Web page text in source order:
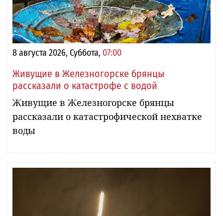
8 августа 2026, Суббота, 07:00
Живущие в Железногорске брянцы
рассказали о катастрофе с водой
Живущие в Железногорске брянцы
рассказали о катастрофической нехватке
воды